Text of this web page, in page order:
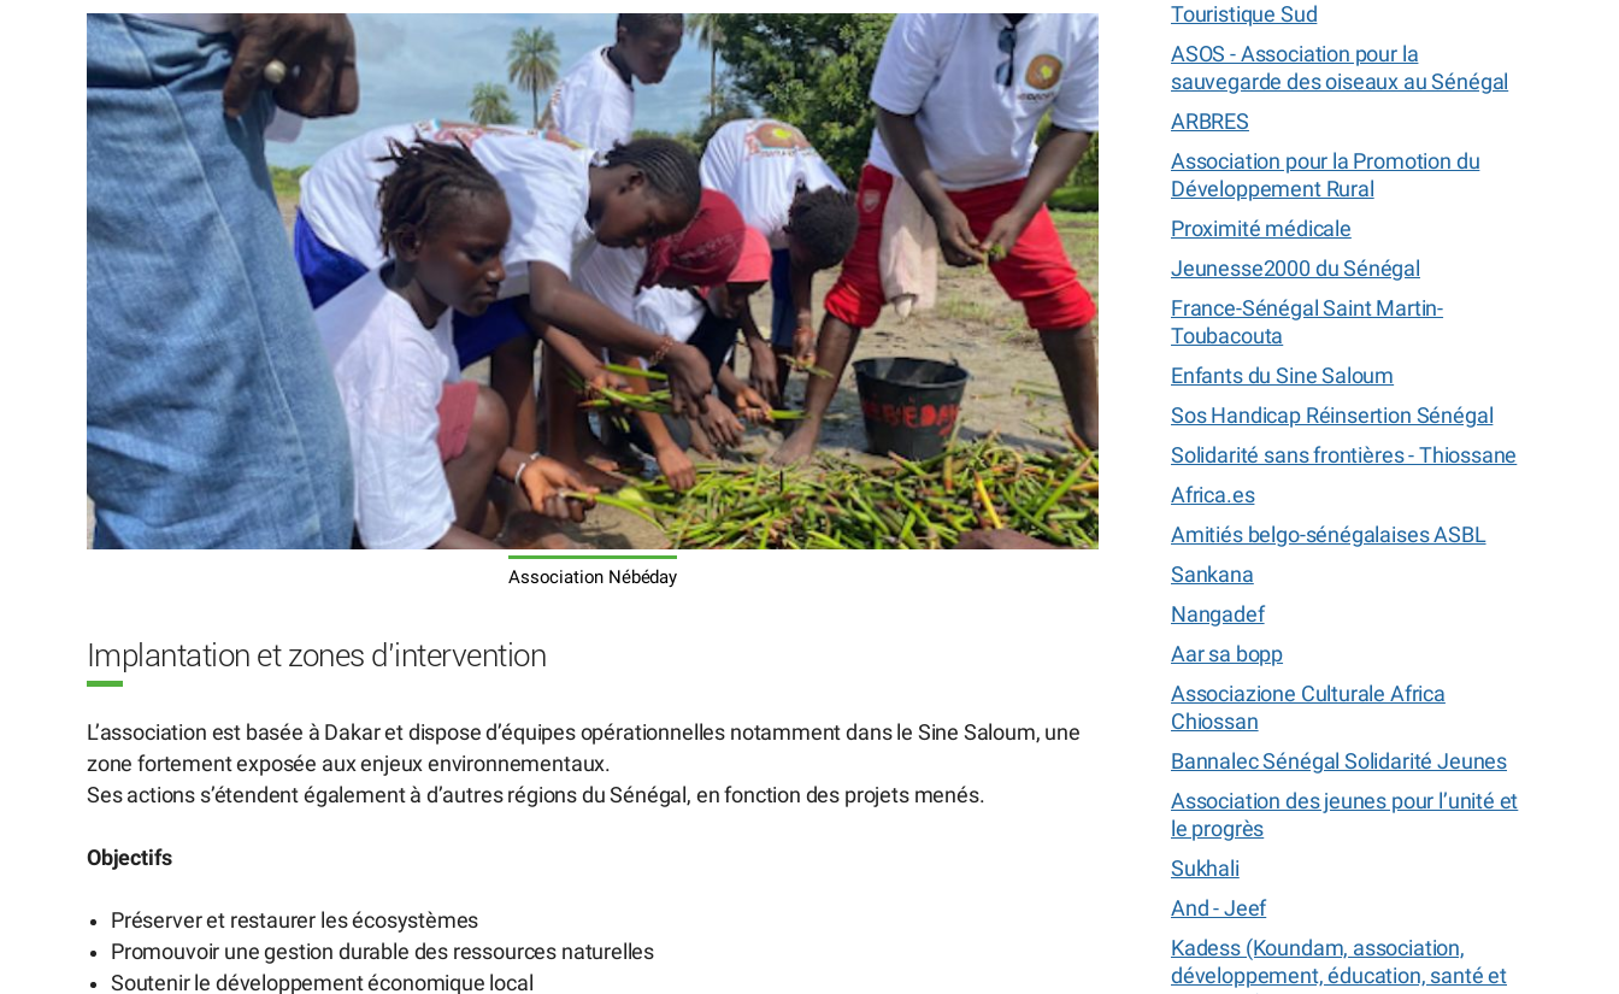
Association Nébéday
Implantation et zones d’intervention
L’association est basée à Dakar et dispose d’équipes opérationnelles notamment dans le Sine Saloum, une
zone fortement exposée aux enjeux environnementaux.
Ses actions s’étendent également à d’autres régions du Sénégal, en fonction des projets menés.
Objectifs
Préserver et restaurer les écosystèmes
Promouvoir une gestion durable des ressources naturelles
Soutenir le développement économique local
Touristique Sud
ASOS - Association pour la
sauvegarde des oiseaux au Sénégal
ARBRES
Association pour la Promotion du
Développement Rural
Proximité médicale
Jeunesse2000 du Sénégal
France-Sénégal Saint Martin-
Toubacouta
Enfants du Sine Saloum
Sos Handicap Réinsertion Sénégal
Solidarité sans frontières - Thiossane
Africa.es
Amitiés belgo-sénégalaises ASBL
Sankana
Nangadef
Aar sa bopp
Associazione Culturale Africa
Chiossan
Bannalec Sénégal Solidarité Jeunes
Association des jeunes pour l’unité et
le progrès
Sukhali
And - Jeef
Kadess (Koundam, association,
développement, éducation, santé et